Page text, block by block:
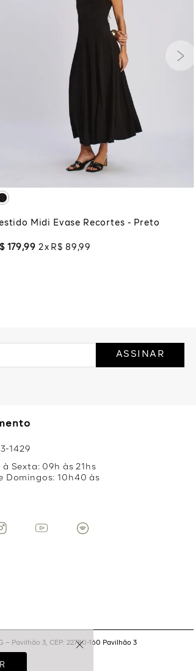
ADICIONAR À SACOLA
Midi Evase Recortes - Preto
179,99 2 R$ 89 ,99
ASSINAR
1429
à Sexta: 09h às 21hs
Domingos: 10h40 às
Pavilhão 3, CEP: 22780-160 Pavilhão 3